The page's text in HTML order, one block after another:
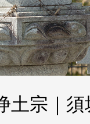
土宗｜須